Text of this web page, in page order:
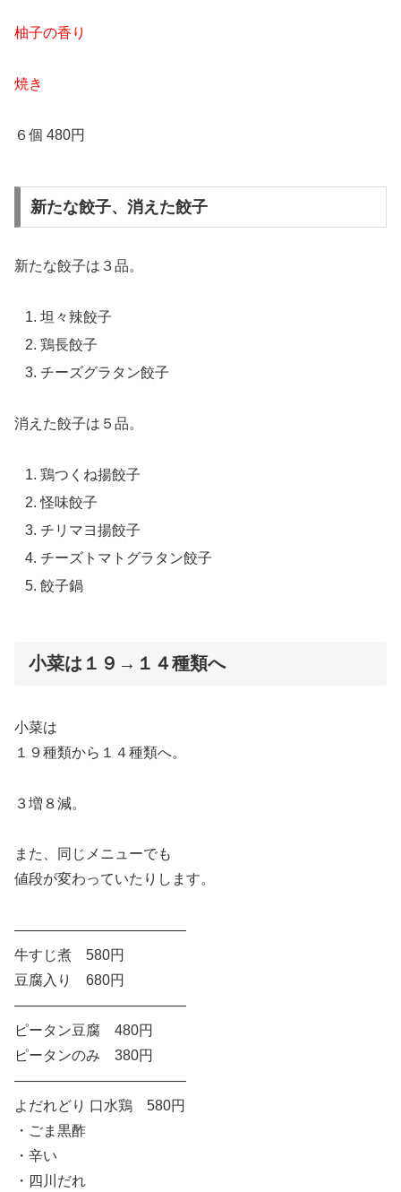
柚子の香り
焼き
６個 480円
新たな餃子、消えた餃子
新たな餃子は３品。
坦々辣餃子
鶏長餃子
チーズグラタン餃子
消えた餃子は５品。
鶏つくね揚餃子
怪味餃子
チリマヨ揚餃子
チーズトマトグラタン餃子
餃子鍋
小菜は１９→１４種類へ
小菜は
１９種類から１４種類へ。
３増８減。
また、同じメニューでも
値段が変わっていたりします。
————————————
牛すじ煮 580円
豆腐入り 680円
————————————
ピータン豆腐 480円
ピータンのみ 380円
————————————
よだれどり 口水鶏 580円
・ごま黒酢
・辛い
・四川だれ